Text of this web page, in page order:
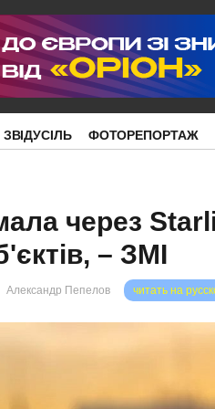
ФОТОРЕПОРТАЖ
через
– ЗМІ
читать на
Александр Пепелов